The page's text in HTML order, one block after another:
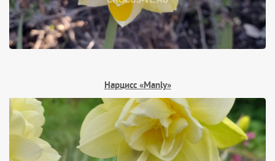
Нарцисс «Manly»